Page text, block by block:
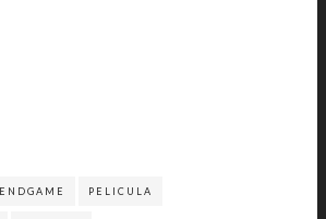
ENDGAME PELICULA